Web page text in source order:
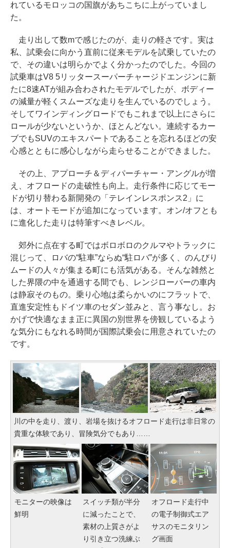
れているモロッコの国旗があちこちに上がっていまし
た。
走り出して数mで感じたのが、走りの軽さです。実は
私、試乗会に向かう直前に従来モデルを試乗していたの
で、その違いは明らかでよく分かったのでした。今回の
試乗車はV8 5リッタースーパーチャージドエンジンに新
たに8速ATが組み合わされたモデルでしたが、ボディー
の減量が軽くスムーズな走りを生んでいるのでしょう。
そしてワインディングロードでもこれまで以上にさらに
ロールが少ないというか、ほとんどない。連続するカー
ブでもSUVのエキスパートであることを忘れるほどの安
心感とともに感心しながら走らせることができました。
その上、アプローチ＆ディパーチャー・アングルが増
え、オフロードの走破性も向上。走行条件に応じてモー
ドが切り替わる新開発の「テレインレスポンス2」に
は、オートモードが追加になっています。オン/オフとも
に進化した走りは特筆すべきレベル。
郊外に点在する町ではボロボロのクルマやトラックに
混じって、ロバの“駐車”ならぬ“駐ロバ”が多く、のんびり
ムードの人々が集まる町にも活気がある。そんな雑然と
した界隈の中を通過する間でも、レンジローバーの車内
は静寂そのもの。乗り心地は柔らかいのにフラットで、
直進安定性もドイツ車のセダン並みと、言う事なし。お
かげで快適なまま正に異国の別世界を傍観しているよう
な気分にもなれる時間が国際試乗会に用意されていたの
です。
川の中を走り、渡り、岩場を抜けるオフロード走行は非日常の
貴重な体験であり、冒険気分でもあり……
モニターの映像は
鮮明
スイッチ類が半分
に減ったことで、
素材の上質さがよ
り引き立つ洗練ぶ
オフロード走行中
の電子制御式エア
サスのモニタリン
グ画面